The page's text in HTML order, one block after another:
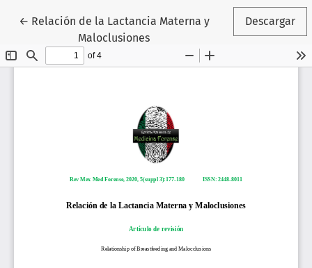
← Volver a los detalles del artículo
Relación de la Lactancia Materna y
Maloclusiones
Descargar